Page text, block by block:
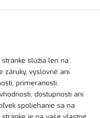
slúžia len na
záruky, výslovné ani
primeranosti,
dostupnosti ani
spoliehanie sa na